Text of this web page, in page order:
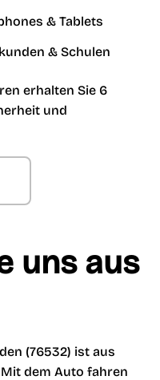
& Tablets
& Schulen
erhalten Sie 6
und
uns aus
(76532) ist aus
dem Auto fahren